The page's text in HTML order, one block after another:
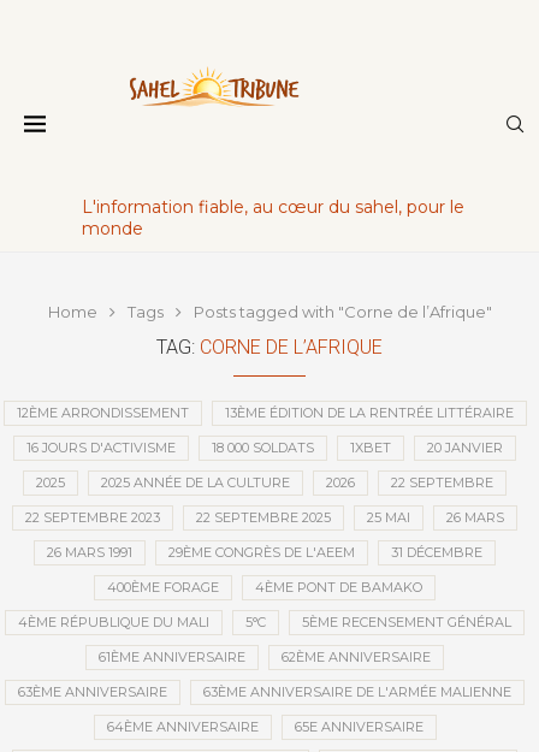
L'information fiable, au cœur du sahel, pour le
monde
Home Tags Posts tagged with "Corne de l’Afrique"
TAG: CORNE DE L’AFRIQUE
12ÈME ARRONDISSEMENT 13ÈME ÉDITION DE LA RENTRÉE LITTÉRAIRE
16 JOURS D'ACTIVISME 18 000 SOLDATS 1XBET 20 JANVIER
2025 2025 ANNÉE DE LA CULTURE 2026 22 SEPTEMBRE
22 SEPTEMBRE 2023 22 SEPTEMBRE 2025 25 MAI 26 MARS
26 MARS 1991 29ÈME CONGRÈS DE L'AEEM 31 DÉCEMBRE
400ÈME FORAGE 4ÈME PONT DE BAMAKO
4ÈME RÉPUBLIQUE DU MALI 5°C 5ÈME RECENSEMENT GÉNÉRAL
61ÈME ANNIVERSAIRE 62ÈME ANNIVERSAIRE
63ÈME ANNIVERSAIRE 63ÈME ANNIVERSAIRE DE L'ARMÉE MALIENNE
64ÈME ANNIVERSAIRE 65E ANNIVERSAIRE